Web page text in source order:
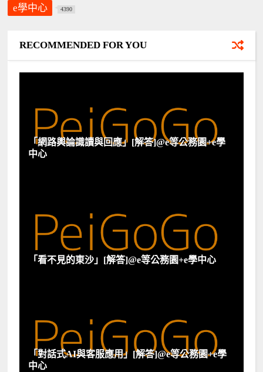
e學中心 4390
RECOMMENDED FOR YOU
「網路輿論識讀與回應」[解答]@e等公務園+e學
中心
「看不見的東沙」[解答]@e等公務園+e學中心
「對話式AI與客服應用」[解答]@e等公務園+e學
中心